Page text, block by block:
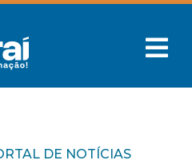
DE NOTÍCIAS